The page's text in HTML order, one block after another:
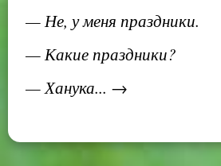
— Не, у меня праздники.
— Какие праздники?
— Ханука... →